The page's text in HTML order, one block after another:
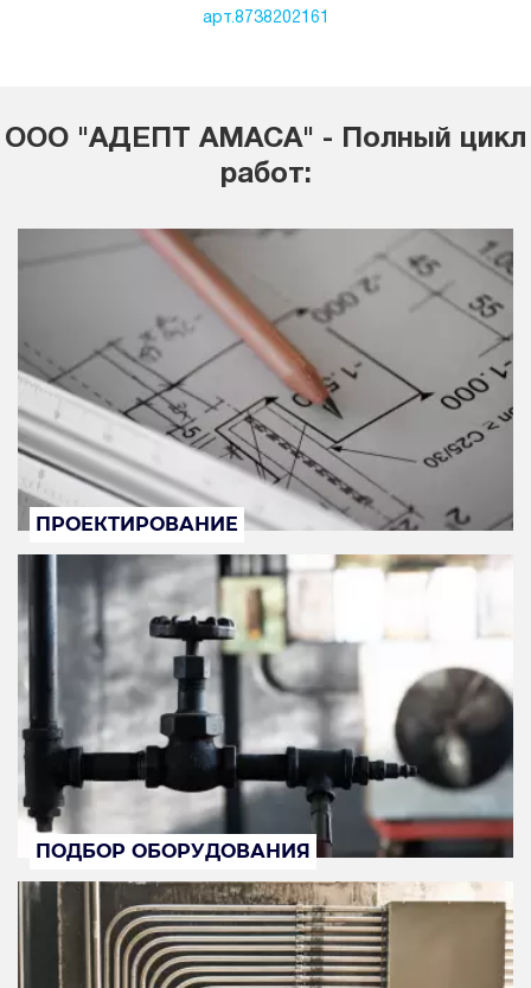
арт.8738202161
ООО "АДЕПТ АМАСА" - Полный цикл
работ:
ПРОЕКТИРОВАНИЕ
ПОДБОР ОБОРУДОВАНИЯ